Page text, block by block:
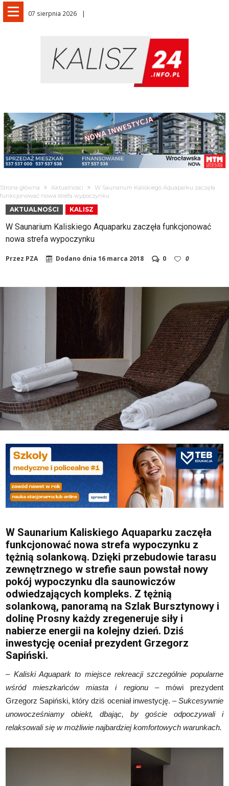
07 sierpnia 2026
Strona główna Aktualności
W Saunarium Kaliskiego Aquaparku zaczęła
funkcjonować nowa strefa wypoczynku
AKTUALNOŚCI KALISZ
W Saunarium Kaliskiego Aquaparku zaczęła funkcjonować
nowa strefa wypoczynku
Przez PZA Dodano dnia16 marca 2018 0 0
W Saunarium Kaliskiego Aquaparku zaczęła
funkcjonować nowa strefa wypoczynku z
tężnią solankową. Dzięki przebudowie tarasu
zewnętrznego w strefie saun powstał nowy
pokój wypoczynku dla saunowiczów
odwiedzających kompleks. Z tężnią
solankową, panoramą na Szlak Bursztynowy i
dolinę Prosny każdy zregeneruje siły i
nabierze energii na kolejny dzień. Dziś
inwestycję oceniał prezydent Grzegorz
Sapiński.
– Kaliski Aquapark to miejsce rekreacji szczególnie popularne
wśród mieszkańców miasta i regionu– mówi prezydent
Grzegorz Sapiński, który dziś oceniał inwestycję. –Sukcesywnie
unowocześniamy obiekt, dbając, by goście odpoczywali i
relaksowali się w możliwie najbardziej komfortowych warunkach.